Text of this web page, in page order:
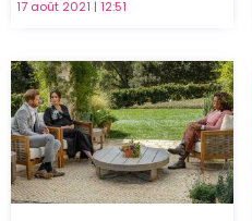
17 août 2021 12:51